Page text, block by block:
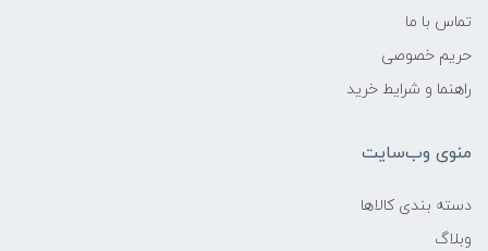
تماس با ما
حریم خصوصی
راهنما و شرایط خرید
منوی وب‌سایت
دسته بندی کالاها
وبلاگ